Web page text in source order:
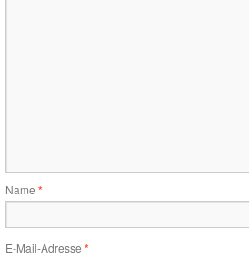
Name *
E-Mail-Adresse *